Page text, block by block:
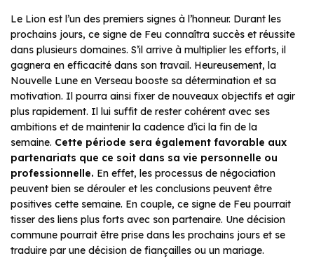
Le Lion est l’un des premiers signes à l’honneur. Durant les
prochains jours, ce signe de Feu connaîtra succès et réussite
dans plusieurs domaines. S’il arrive à multiplier les efforts, il
gagnera en efficacité dans son travail. Heureusement, la
Nouvelle Lune en Verseau booste sa détermination et sa
motivation. Il pourra ainsi fixer de nouveaux objectifs et agir
plus rapidement. Il lui suffit de rester cohérent avec ses
ambitions et de maintenir la cadence d’ici la fin de la
semaine. Cette période sera également favorable aux
partenariats que ce soit dans sa vie personnelle ou
professionnelle. En effet, les processus de négociation
peuvent bien se dérouler et les conclusions peuvent être
positives cette semaine. En couple, ce signe de Feu pourrait
tisser des liens plus forts avec son partenaire. Une décision
commune pourrait être prise dans les prochains jours et se
traduire par une décision de fiançailles ou un mariage.